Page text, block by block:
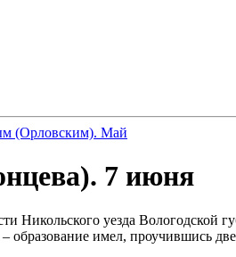
(Орловским). Май
7 июня
Никольского уезда Вологодской
имел, проучившись